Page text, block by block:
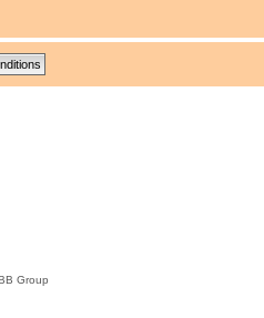
Group